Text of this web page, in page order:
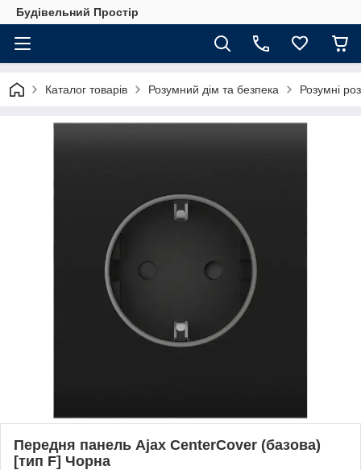
Будівельний Простір
Каталог товарів Розумний дім та безпека Розумні
Передня панель Ajax CenterCover (базова)
[тип F] Чорна